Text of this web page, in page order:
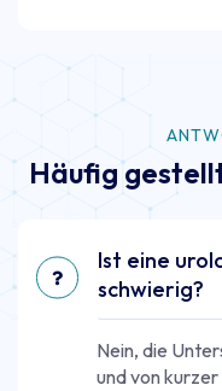
Häufig
Ist eine
schwierig?
Nein, die
und von